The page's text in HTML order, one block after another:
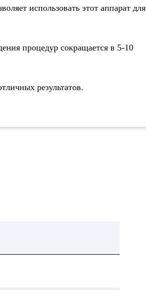
использовать этот аппарат для
процедур сокращается в 5-10
результатов.